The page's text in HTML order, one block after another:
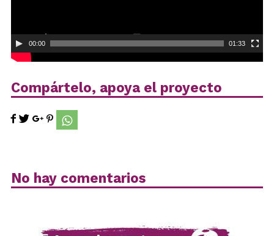
00:00 01:33
Compártelo, apoya el proyecto
No hay comentarios